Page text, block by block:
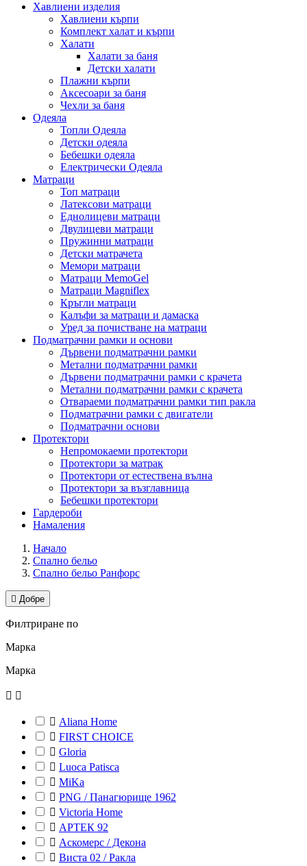
Хавлиени изделия
Хавлиени кърпи
Комплект халат и кърпи
Халати
Халати за баня
Детски халати
Плажни кърпи
Аксесоари за баня
Чехли за баня
Одеяла
Топли Одеяла
Детски одеяла
Бебешки одеяла
Електрически Одеяла
Матраци
Топ матраци
Латексови матраци
Еднолицеви матраци
Двулицеви матраци
Пружинни матраци
Детски матрачета
Мемори матраци
Mатраци MemoGel
Матраци Мagniflex
Кръгли матраци
Калъфи за матраци и дамаска
Уред за почистване на матраци
Подматрачни рамки и основи
Дървени подматрачни рамки
Метални подматрачни рамки
Дървени подматрачни рамки с крачета
Метални подматрачни рамки с крачета
Отвараеми подматрачни рамки тип ракла
Подматрачни рамки с двигатели
Подматрачни основи
Протектори
Непромокаеми протектори
Протектори за матрак
Протектори от естествена вълна
Протектори за възглавница
Бебешки протектори
Гардероби
Намаления
Начало
Спално бельо
Спално бельо Ранфорс
 Добре
Филтриране по
Марка
Марка
 
 Aliana Home
 FIRST CHOICE
 Gloria
 Luoca Patisca
 MiKa
 PNG / Панагюрище 1962
 Victoria Home
 АРТЕК 92
 Аскомерс / Декона
 Виста 02 / Ракла